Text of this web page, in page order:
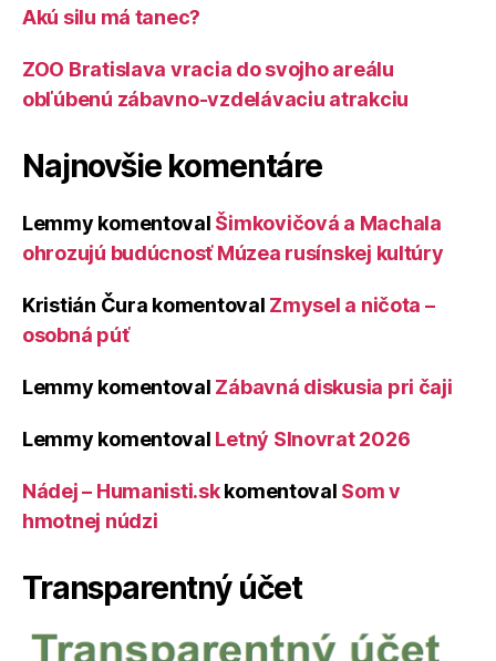
Akú silu má tanec?
ZOO Bratislava vracia do svojho areálu
obľúbenú zábavno-vzdelávaciu atrakciu
Najnovšie komentáre
Lemmy komentoval Šimkovičová a Machala
ohrozujú budúcnosť Múzea rusínskej kultúry
Kristián Čura komentoval Zmysel a ničota –
osobná púť
Lemmy komentoval Zábavná diskusia pri čaji
Lemmy komentoval Letný Slnovrat 2026
Nádej – Humanisti.skkomentoval Som v
hmotnej núdzi
Transparentný účet